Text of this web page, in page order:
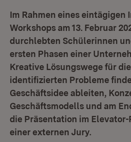
Im Rahmen eines eintägigen
Workshops am 13. Februar
durchlebten Schülerinnen
ersten Phasen einer
Kreative Lösungswege für
identifizierten Probleme
Geschäftsidee ableiten,
Geschäftsmodells und am
die Präsentation im
einer externen Jury.